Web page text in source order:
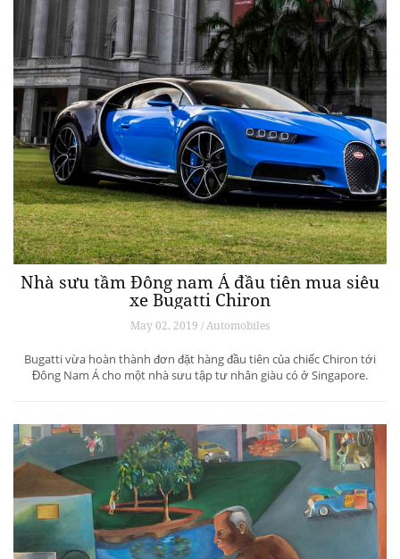
Nhà sưu tầm Đông nam Á đầu tiên mua siêu
xe Bugatti Chiron
May 02, 2019 / Automobiles
Bugatti vừa hoàn thành đơn đặt hàng đầu tiên của chiếc Chiron tới
Đông Nam Á cho một nhà sưu tập tư nhân giàu có ở Singapore.